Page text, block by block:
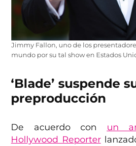
Jimmy Fallon, uno de los
mundo por su tal show en Estados
‘Blade’ suspende
preproducción
De acuerdo con un
Hollywood Reporter